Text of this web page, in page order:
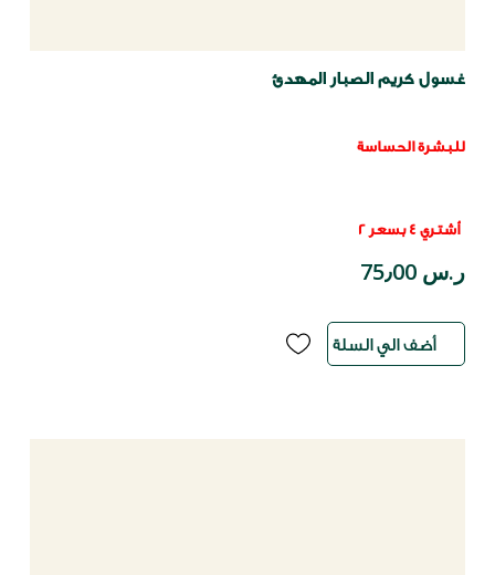
غسول ​​كريم الصبار المهدئ
للبشرة الحساسة
أشتري 4 بسعر 2
ر.س 75٫00
أضف الي السلة